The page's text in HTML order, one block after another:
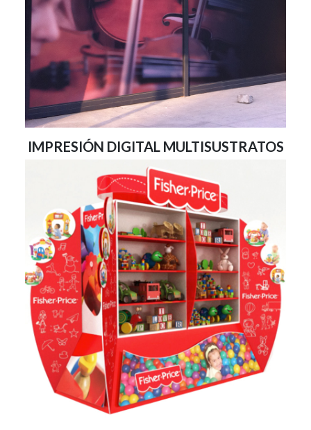
IMPRESIÓN DIGITAL MULTISUSTRATOS